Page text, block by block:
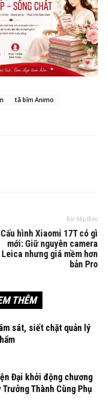
tã bỉm Animo
Bài tiếp theo
Cấu hình Xiaomi 17T có gì
mới: Giữ nguyên camera
Leica nhưng giá mềm hơn
bản Pro
THÊM
sát, siết chặt quản lý
Đại khởi động chương
Thành Cùng Phụ